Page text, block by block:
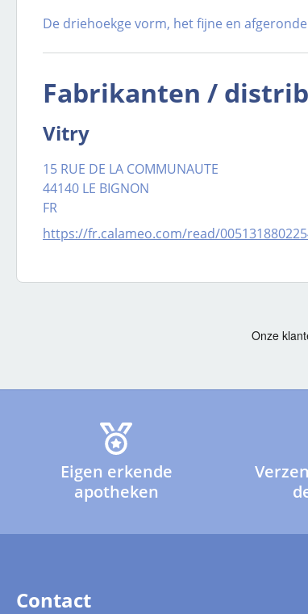
De driehoekge vorm, het fijne en
Fabrikanten /
Vitry
15 RUE DE LA COMMUNAUTE
44140 LE BIGNON
FR
https://fr.calameo.com/read/
Eigen erkende
apotheken
Contact